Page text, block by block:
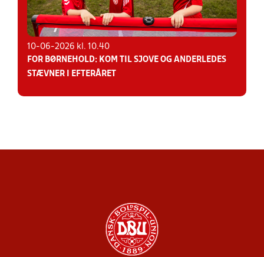
10-06-2026 kl. 10.40
FOR BØRNEHOLD: KOM TIL SJOVE OG ANDERLEDES
STÆVNER I EFTERÅRET